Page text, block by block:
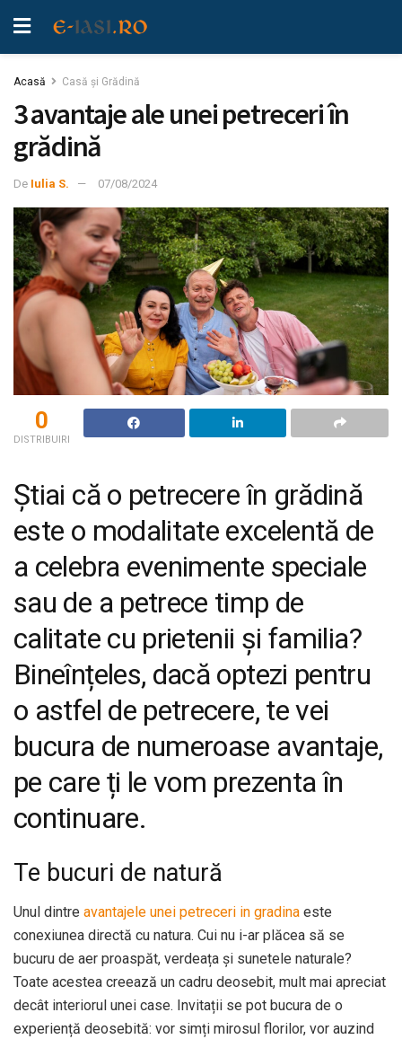
Acasă Casă şi Grădină
3 avantaje ale unei petreceri în
grădină
De Iulia S. 07/08/2024
0
DISTRIBUIRI
Știai că o petrecere în grădină
este o modalitate excelentă de
a celebra evenimente speciale
sau de a petrece timp de
calitate cu prietenii și familia?
Bineînțeles, dacă optezi pentru
o astfel de petrecere, te vei
bucura de numeroase avantaje,
pe care ți le vom prezenta în
continuare.
Te bucuri de natură
Unul dintre avantajele unei petreceri in gradina este
conexiunea directă cu natura. Cui nu i-ar plăcea să se
bucuru de aer proaspăt, verdeața și sunetele naturale?
Toate acestea creează un cadru deosebit, mult mai apreciat
decât interiorul unei case. Invitații se pot bucura de o
experiență deosebită: vor simți mirosul florilor, vor auzind